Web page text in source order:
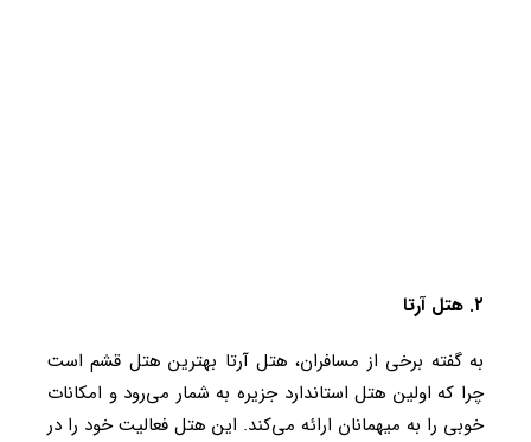
۲. هتل آرتا
به گفته برخی از مسافران، هتل آرتا بهترین هتل قشم است
چرا که اولین هتل استاندارد جزیره به شمار می‌رود و امکانات
خوبی را به میهمانان ارائه می‌کند. این هتل فعالیت خود را در